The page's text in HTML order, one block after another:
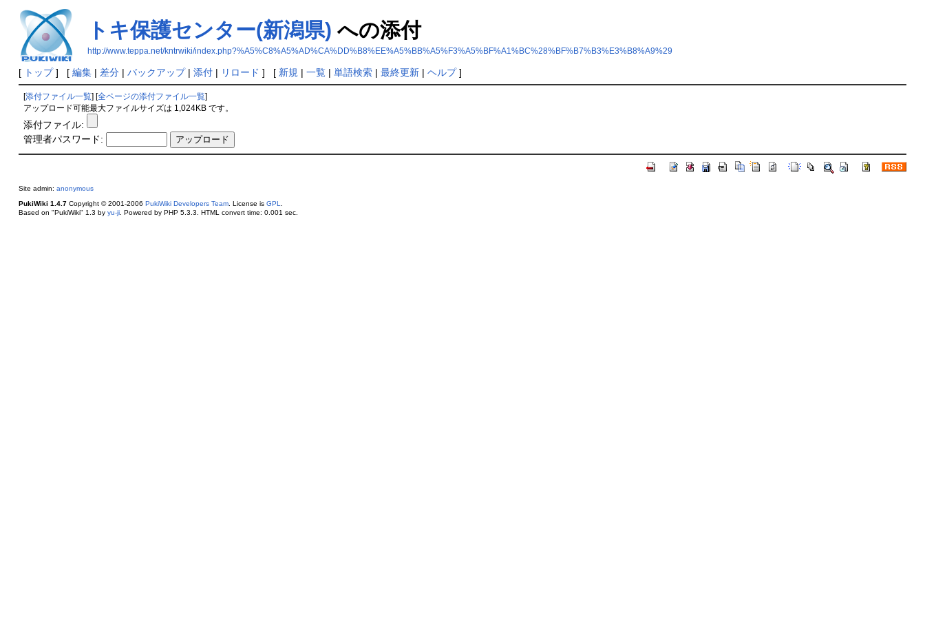
トキ保護センター(新潟県) への添付
http://www.teppa.net/kntrwiki/index.php?%A5%C8%A5%AD%CA%DD%B8%EE%A5%BB%A5%F3%A5%BF%A1%BC%28%BF%B7%B3%E3%B8%A9%29
[ トップ] [ 編集| 差分| バックアップ| 添付| リロード ] [ 新規 | 一覧| 単語検索| 最終更新| ヘルプ]
[添付ファイル一覧 ] [全ページの添付ファイル一覧
アップロード可能最大ファイルサイズは 1,024KB です。
添付ファイル:
管理者パスワード:
Site admin: anonymous
PukiWiki 1.4.7Copyright © 2001-2006 PukiWiki Developers Team. License is GPL
Based on "PukiWiki" 1.3 by yu-ji. Powered by PHP 5.3.3. HTML convert time: 0.001 sec.